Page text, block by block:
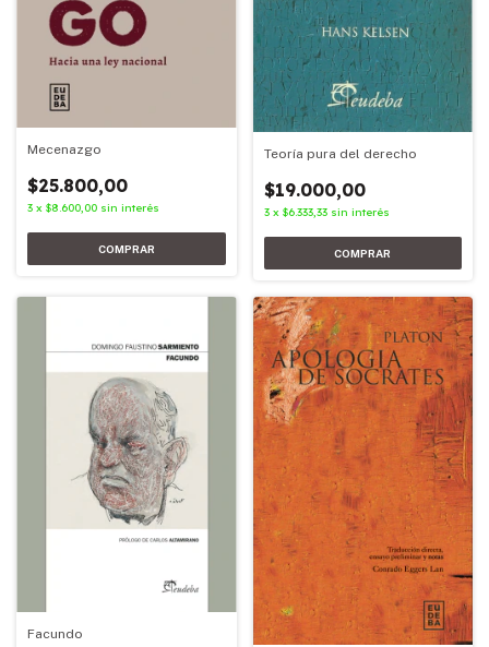
Mecenazgo
$25.800,00
3 x $8.600,00 sin interés
Teoría pura del derecho
$19.000,00
3 x $6.333,33 sin interés
Facundo